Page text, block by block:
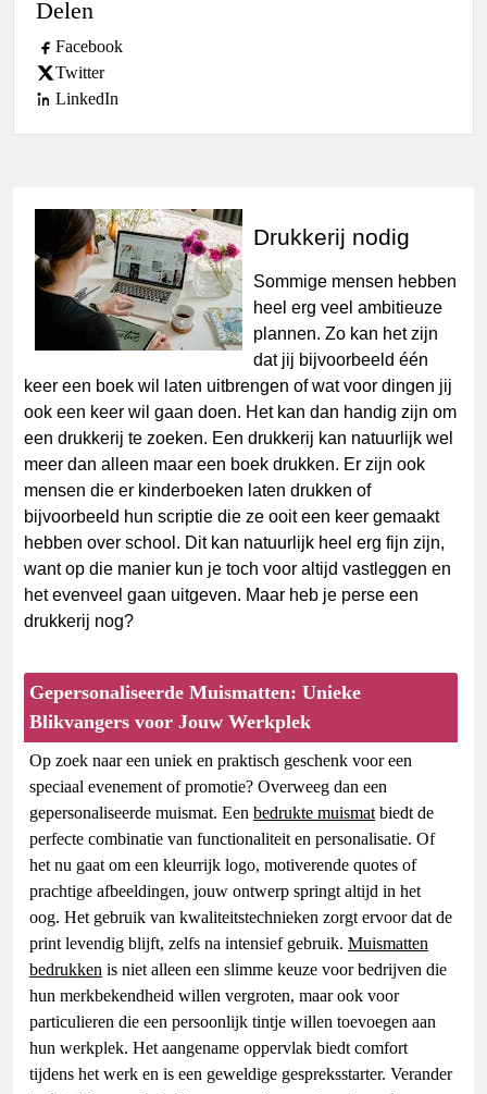
Delen
Facebook
Twitter
LinkedIn
Drukkerij nodig
Sommige mensen hebben
heel erg veel ambitieuze
plannen. Zo kan het zijn
dat jij bijvoorbeeld één
keer een boek wil laten uitbrengen of wat voor dingen jij
ook een keer wil gaan doen. Het kan dan handig zijn om
een drukkerij te zoeken. Een drukkerij kan natuurlijk wel
meer dan alleen maar een boek drukken. Er zijn ook
mensen die er kinderboeken laten drukken of
bijvoorbeeld hun scriptie die ze ooit een keer gemaakt
hebben over school. Dit kan natuurlijk heel erg fijn zijn,
want op die manier kun je toch voor altijd vastleggen en
het evenveel gaan uitgeven. Maar heb je perse een
drukkerij nog?
Gepersonaliseerde Muismatten: Unieke
Blikvangers voor Jouw Werkplek
Op zoek naar een uniek en praktisch geschenk voor een
speciaal evenement of promotie? Overweeg dan een
gepersonaliseerde muismat. Een bedrukte muismat biedt de
perfecte combinatie van functionaliteit en personalisatie. Of
het nu gaat om een kleurrijk logo, motiverende quotes of
prachtige afbeeldingen, jouw ontwerp springt altijd in het
oog. Het gebruik van kwaliteitstechnieken zorgt ervoor dat de
print levendig blijft, zelfs na intensief gebruik. Muismatten
bedrukken is niet alleen een slimme keuze voor bedrijven die
hun merkbekendheid willen vergroten, maar ook voor
particulieren die een persoonlijk tintje willen toevoegen aan
hun werkplek. Het aangename oppervlak biedt comfort
tijdens het werk en is een geweldige gespreksstarter. Verander